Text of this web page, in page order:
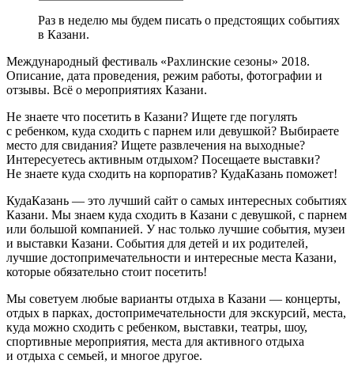
Раз в неделю мы будем писать о предстоящих событиях
в Казани.
Международный фестиваль «Рахлинские сезоны» 2018.
Описание, дата проведения, режим работы, фотографии и
отзывы. Всё о мероприятиях Казани.
Не знаете что посетить в Казани? Ищете где погулять
с ребенком, куда сходить с парнем или девушкой? Выбираете
место для свидания? Ищете развлечения на выходные?
Интересуетесь активным отдыхом? Посещаете выставки?
Не знаете куда сходить на корпоратив? КудаКазань поможет!
КудаКазань — это лучший сайт о самых интересных событиях
Казани. Мы знаем куда сходить в Казани с девушкой, с парнем
или большой компанией. У нас только лучшие события, музеи
и выставки Казани. События для детей и их родителей,
лучшие достопримечательности и интересные места Казани,
которые обязательно стоит посетить!
Мы советуем любые варианты отдыха в Казани — концерты,
отдых в парках, достопримечательности для экскурсий, места,
куда можно сходить с ребенком, выставки, театры, шоу,
спортивные мероприятия, места для активного отдыха
и отдыха с семьей, и многое другое.